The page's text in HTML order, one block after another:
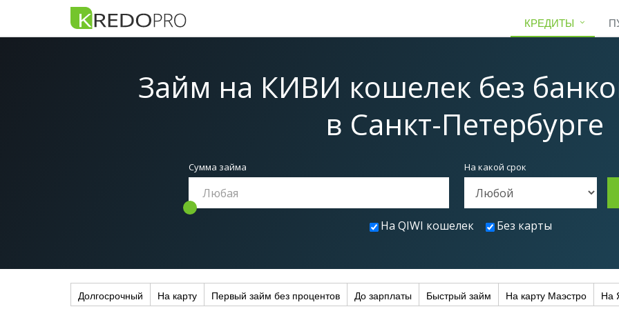
КРЕДИТЫ
Займ на КИВИ кошелек без
в Санкт-Петербурге
Сумма займа На какой срок
На QIWI кошелек Без карты
Долгосрочный На карту Первый займ без процентов До зарплаты Быстрый займ На карту Маэстро На